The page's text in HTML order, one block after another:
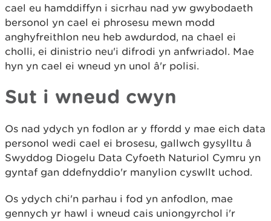
cael eu hamddiffyn i sicrhau nad yw gwybodaeth
bersonol yn cael ei phrosesu mewn modd
anghyfreithlon neu heb awdurdod, na chael ei
cholli, ei dinistrio neu'i difrodi yn anfwriadol. Mae
hyn yn cael ei wneud yn unol â'r polisi.
Sut i wneud cwyn
Os nad ydych yn fodlon ar y ffordd y mae eich data
personol wedi cael ei brosesu, gallwch gysylltu â
Swyddog Diogelu Data Cyfoeth Naturiol Cymru yn
gyntaf gan ddefnyddio'r manylion cyswllt uchod.
Os ydych chi'n parhau i fod yn anfodlon, mae
gennych yr hawl i wneud cais uniongyrchol i'r